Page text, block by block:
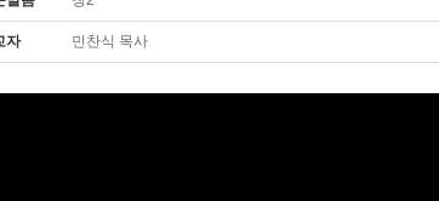
린도전서7) 고전4:1-8 판...
자 민찬식 목사